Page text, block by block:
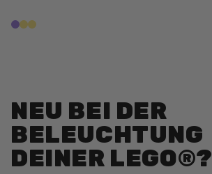
NEU BEI DER
BELEUCHTUNG
DEINER LEGO®?